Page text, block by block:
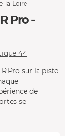
la-Loire
Pro -
44
Pro sur la piste
de
se